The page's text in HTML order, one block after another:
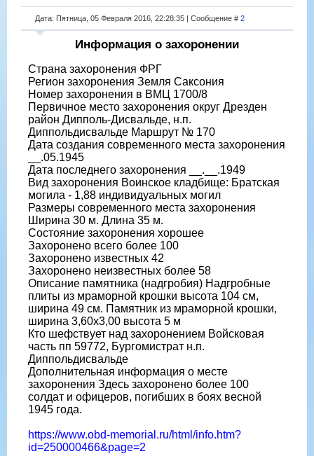
Дата: Пятница, 05 Февраля 2016, 22:28:35 | Сообщение # 2
Информация о захоронении
Страна захоронения ФРГ
Регион захоронения Земля Саксония
Номер захоронения в ВМЦ 1700/8
Первичное место захоронения округ Дрезден
район Дипполь-Дисвальде, н.п.
Диппольдисвальде Маршрут № 170
Дата создания современного места захоронения
__.05.1945
Дата последнего захоронения __.__.1949
Вид захоронения Воинское кладбище: Братская
могила - 1,88 индивидуальных могил
Размеры современного места захоронения
Ширина 30 м. Длина 35 м.
Состояние захоронения хорошее
Захоронено всего более 100
Захоронено известных 42
Захоронено неизвестных более 58
Описание памятника (надгробия) Надгробные
плиты из мраморной крошки высота 104 см,
ширина 49 см. Памятник из мраморной крошки,
ширина 3,60х3,00 высота 5 м
Кто шефствует над захоронением Войсковая
часть пп 59772, Бургомистрат н.п.
Диппольдисвальде
Дополнительная информация о месте
захоронения Здесь захоронено более 100
солдат и офицеров, погибших в боях весной
1945 года.
https://www.obd-memorial.ru/html/info.htm?
id=250000466&page=2